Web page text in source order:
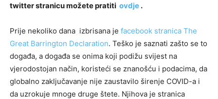
twitter stranicu možete pratiti ovdje .
Prije nekoliko dana izbrisana je facebook stranica The
Great Barrington Declaration. Teško je saznati zašto se to
događa, a događa se onima koji podižu svijest na
vjerodostojan način, koristeći se znanošću i podacima, da
globalno zaključavanje nije zaustavilo širenje COVID-a i
da uzrokuje mnoge druge štete. Njihova je stranica